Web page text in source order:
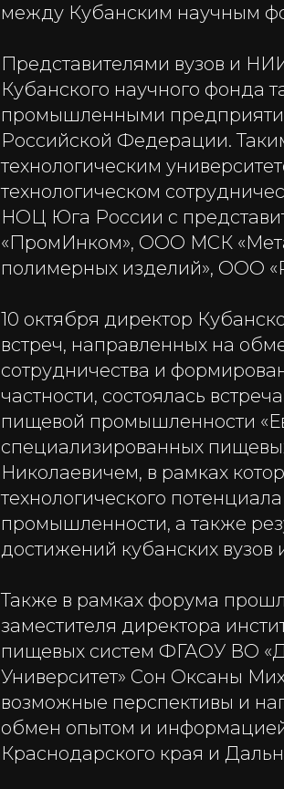
между Кубанским научным
Представителями вузов и
Кубанского научного фонда
промышленными
Российской Федерации.
технологическим
технологическом
НОЦ Юга России с
«ПромИнком», ООО МСК
полимерных изделий», ООО
10 октября директор
встреч, направленных на
сотрудничества и
частности, состоялась
пищевой промышленности
специализированных
Николаевичем, в рамках
технологического
промышленности, а также
достижений кубанских
Также в рамках форума
заместителя директора
пищевых систем ФГАОУ ВО
Университет» Сон Оксаны
возможные перспективы и
обмен опытом и
Краснодарского края и